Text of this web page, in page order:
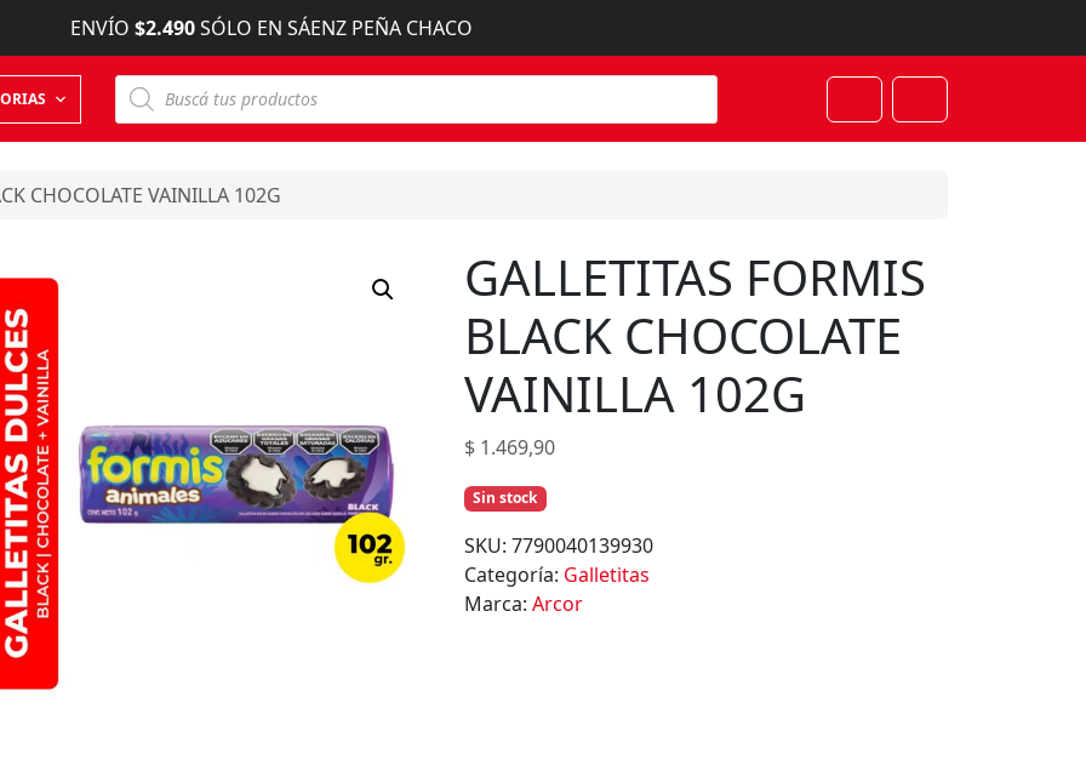
ENVÍO $2.490SÓLO EN SÁENZ PEÑA CHACO
B
s
q
d
s
AccountCart
CHOCOLATE VAINILLA 102G
GALLETITAS FORMIS
BLACK CHOCOLATE
VAINILLA 102G
$1.469,90
Sin stock
SKU: 7790040139930
Categoría: Galletitas
Marca: Arcor